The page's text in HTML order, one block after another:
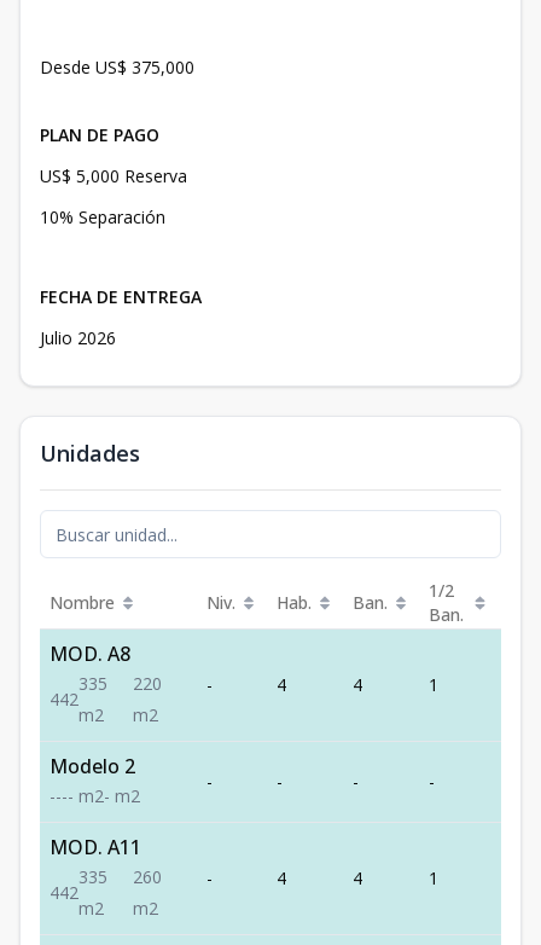
Desde US$ 375,000
PLAN DE PAGO
US$ 5,000 Reserva
10% Separación
FECHA DE ENTREGA
Julio 2026
Unidades
Nombre Niv. Hab. Ban.
1/2
Ban.
MOD. A8
442
335
m2
220
m2
- 4 4 1
Modelo 2
---- m2- m2
- - - -
MOD. A11
442
335
m2
260
m2
- 4 4 1